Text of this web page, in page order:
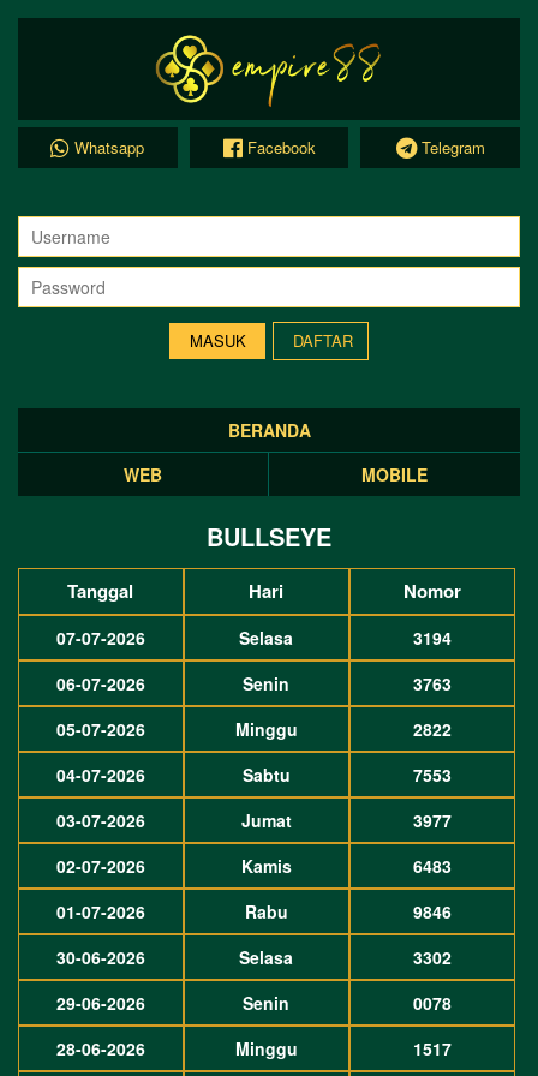
Whatsapp Facebook Telegram
DAFTAR
BERANDA
WEB
MOBILE
BULLSEYE
Tanggal Hari Nomor
07-07-2026 Selasa
3194
06-07-2026
Senin
3763
05-07-2026
Minggu
2822
04-07-2026
Sabtu
7553
03-07-2026
Jumat
3977
02-07-2026
Kamis
6483
01-07-2026
Rabu
9846
30-06-2026
Selasa
3302
29-06-2026
Senin
0078
28-06-2026
Minggu 1517